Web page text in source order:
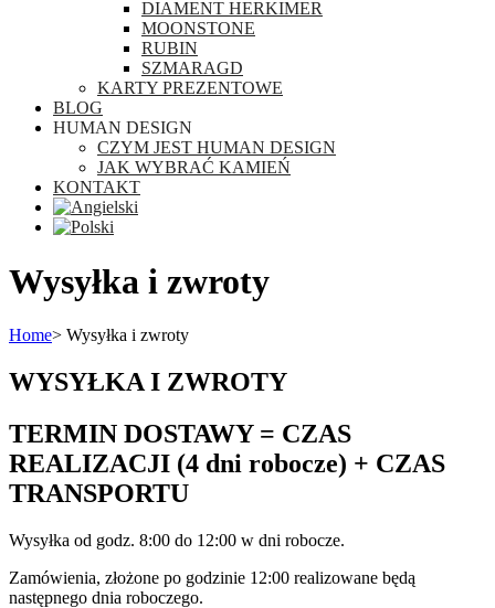
DIAMENT HERKIMER
MOONSTONE
RUBIN
SZMARAGD
KARTY PREZENTOWE
BLOG
HUMAN DESIGN
CZYM JEST HUMAN DESIGN
JAK WYBRAĆ KAMIEŃ
KONTAKT
Wysyłka i zwroty
Home> Wysyłka i zwroty
WYSYŁKA I ZWROTY
TERMIN DOSTAWY = CZAS
REALIZACJI (4 dni robocze) + CZAS
TRANSPORTU
Wysyłka od godz. 8:00 do 12:00 w dni robocze.
Zamówienia, złożone po godzinie 12:00 realizowane będą
następnego dnia roboczego.